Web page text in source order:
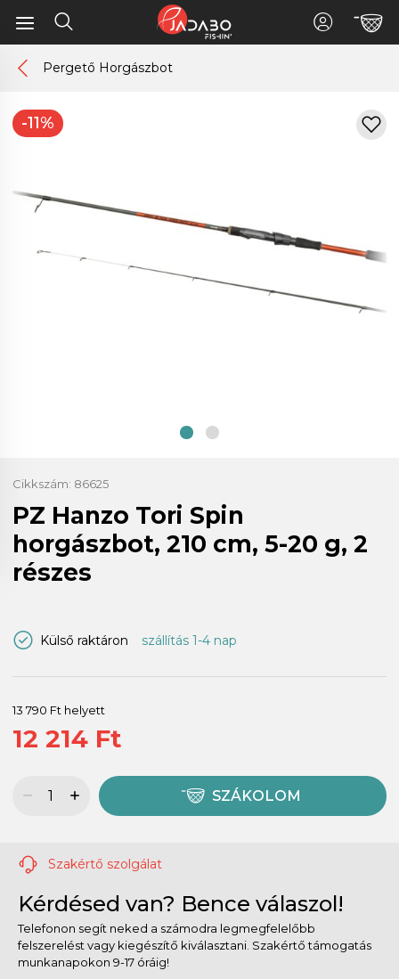
Pergető Horgászbot
-11%
Cikkszám: 86625
PZ Hanzo Tori Spin
horgászbot, 210 cm, 5-20 g, 2
részes
Külső raktáron szállítás 1-4 nap
13 790 Ft helyett
12 214 Ft
SZÁKOLOM
Szakértő szolgálat
Kérdésed van? Bence válaszol!
Telefonon segít neked a számodra legmegfelelőbb
felszerelést vagy kiegészítő kiválasztani. Szakértő támogatás
munkanapokon 9-17 óráig!